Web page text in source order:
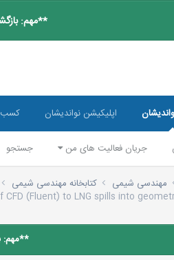
**مهم:
جریان فعالیت های من جستجو
اپلیکیشن نواندیشان کسب
مهندسی شیمی کتابخانه مهندسی شیمی
CFD (Fluent) to LNG spills into
**مهم: